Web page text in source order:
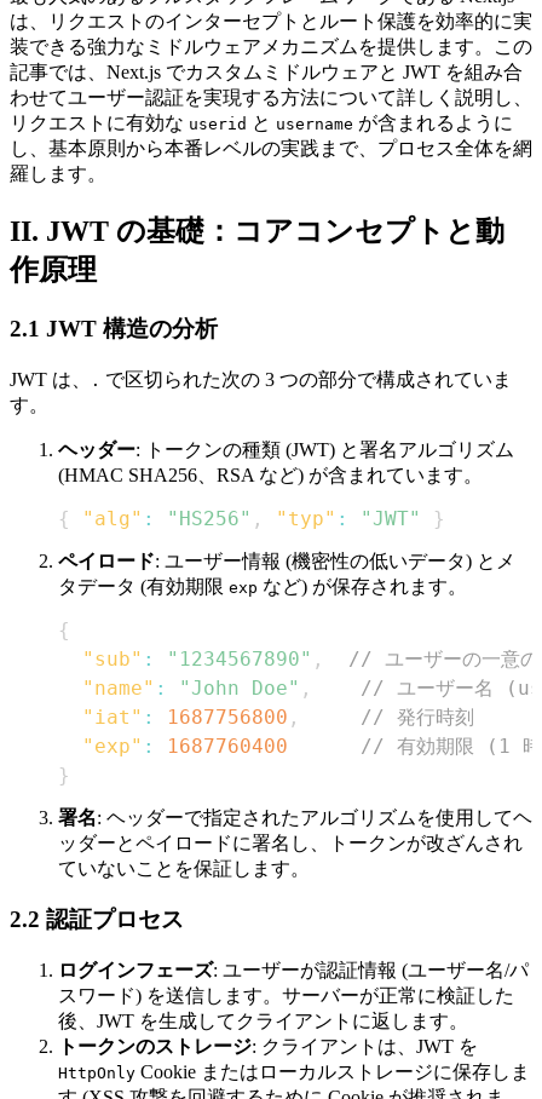
は、リクエストのインターセプトとルート保護を効率的に実
装できる強力なミドルウェアメカニズムを提供します。この
記事では、Next.js でカスタムミドルウェアと JWT を組み合
わせてユーザー認証を実現する方法について詳しく説明し、
リクエストに有効な userid と username が含まれるように
し、基本原則から本番レベルの実践まで、プロセス全体を網
羅します。
II. JWT の基礎：コアコンセプトと動
作原理
2.1 JWT 構造の分析
JWT は、 . で区切られた次の 3 つの部分で構成されていま
す。
ヘッダー: トークンの種類 (JWT) と署名アルゴリズム
(HMAC SHA256、RSA など) が含まれています。
{ "alg" : "HS256" , "typ" : "JWT" }
ペイロード: ユーザー情報 (機密性の低いデータ) とメ
タデータ (有効期限 exp など) が保存されます。
{
"sub" : "1234567890" ,
// ユーザーの一意
"name" : "John Doe" ,
// ユーザー名
"iat" : 1687756800 ,
// 発行時刻
"exp" : 1687760400
// 有効期限 (1 時
}
署名: ヘッダーで指定されたアルゴリズムを使用してヘ
ッダーとペイロードに署名し、トークンが改ざんされ
ていないことを保証します。
2.2 認証プロセス
ログインフェーズ: ユーザーが認証情報 (ユーザー名/パ
スワード) を送信します。サーバーが正常に検証した
後、JWT を生成してクライアントに返します。
トークンのストレージ: クライアントは、JWT を
HttpOnly Cookie またはローカルストレージに保存しま